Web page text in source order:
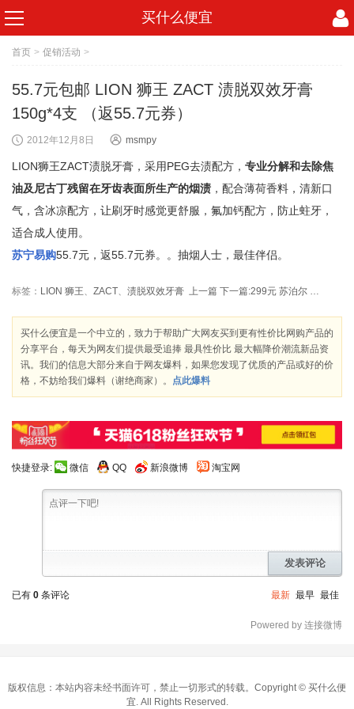
买什么便宜
首页 > 促销活动 >
55.7元包邮 LION 狮王 ZACT 渍脱双效牙膏
150g*4支 （返55.7元券）
2012年12月8日 msmpy
LION狮王ZACT渍脱牙膏，采用PEG去渍配方， 专业分解和去除焦
油及尼古丁残留在牙齿表面所生产的烟渍 ，配合薄荷香料，清新口
气，含冰凉配方，让刷牙时感觉更舒服，氟加钙配方，防止蛀牙，
适合成人使用。
苏宁易购55.7元，返55.7元券。。抽烟人士，最佳伴侣。
标签： LION 狮王、 ZACT、 渍脱双效牙膏 上一篇 下一篇: 299元 苏泊尔 电蒸锅Z06FA2A-S2 （返299元券）
买什么便宜是一个中立的，致力于帮助广大网友买到更有性价比网购产品的
分享平台，每天为网友们提供最受追捧 最具性价比 最大幅降价潮流新品资
讯。我们的信息大部分来自于网友爆料，如果您发现了优质的产品或好的价
格，不妨给我们爆料（谢绝商家）。 点此爆料
快捷登录: 微信 QQ 新浪微博 淘宝网
发表评论
已有 0 条评论 最新 最早 最佳
Powered by 连接微博
版权信息：本站内容未经书面许可，禁止一切形式的转载。Copyright © 买什么便
宜 . All Rights Reserved.